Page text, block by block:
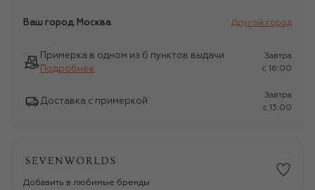
Ваш город Москва Другой город
Примерка в одном из 6 пунктов выдачи
Подробнее
Завтра
c 16:00
Доставка с примеркой
Завтра
c 13:00
Добавить в любимые бренды